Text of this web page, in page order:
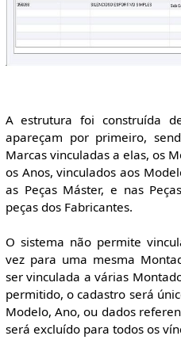
A estrutura foi construída
apareçam por primeiro,
Marcas vinculadas a elas, os
os Anos, vinculados aos
as Peças Máster, e nas
peças dos Fabricantes.
O sistema não permite
vez para uma mesma
ser vinculada a várias
permitido, o cadastro será
Modelo, Ano, ou dados
será excluído para todos os